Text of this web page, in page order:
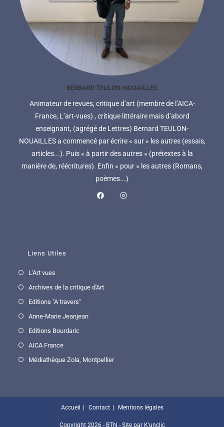
BERBARD TEULON-NOUAILLES
Animateur de revues, critique d’art (membre de l’AICA-
France, L’art-vues) , critique littéraire mais d’abord
enseignant, (agrégé de Lettres) Bernard TEULON-
NOUAILLES a commencé par écrire « sur » les autres (essais,
articles...). Puis « à partir des autres » (prétextes à la
manière de, réécritures). Enfin « pour » les autres (Romans,
poèmes...)
Liens Utiles
L'Art vues
Archives de la critique d'Art
Editions "A travers"
Anne-Marie Jeanjean
Editions Bourdaric
AICA France
Médiathèque Zola, Montpellier
Accueil Contact Mentions légales
Copyright 2026 - BTN - Site par K'unclic